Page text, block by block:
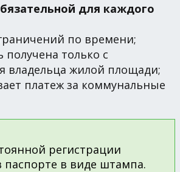
для каждого
по времени;
только с
владельца жилой площади;
платеж за коммунальные
регистрации
паспорте в виде штампа.